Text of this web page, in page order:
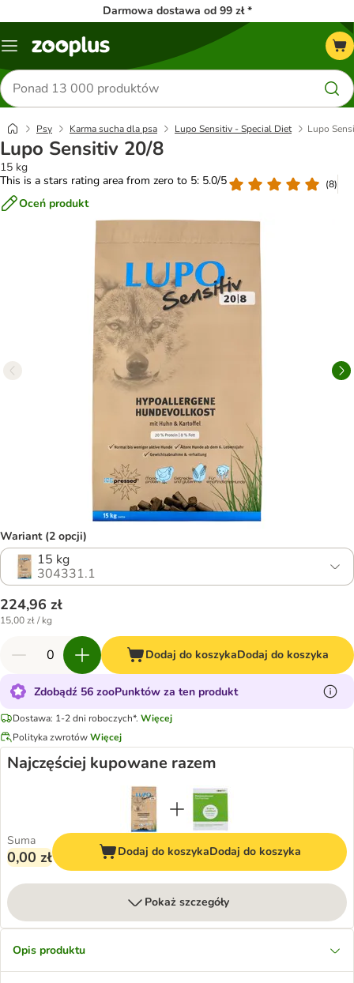
Darmowa dostawa od 99 zł *
Menu
Szukaj
produktów
Psy Karma sucha dla psa Lupo Sensitiv - Special Diet Lupo
Lupo Sensitiv 20/8
15 kg
This is a stars rating area from zero to 5: 5.0/5
(8)
Oceń produkt
Wariant (2 opcji)
15 kg
304331.1
224,96 zł
15,00 zł / kg
Dodaj do koszykaDodaj do koszyka
Zdobądź 56 zooPunktów za ten produkt
Dostawa: 1-2 dni roboczych*. Więcej
Polityka zwrotówWięcej
Najczęściej kupowane razem
Suma
0,00 zł Dodaj do koszykaDodaj do koszyka
Pokaż szczegóły
Opis produktu